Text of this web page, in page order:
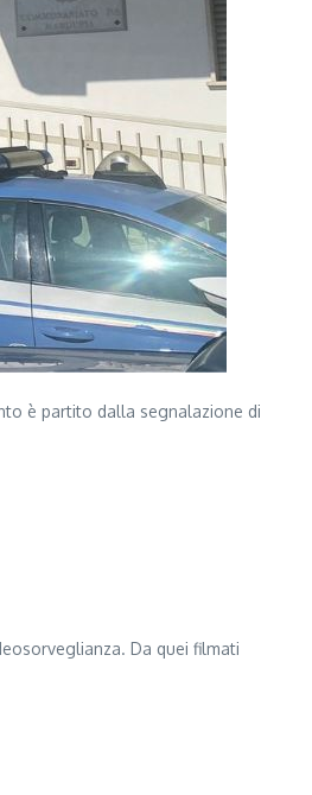
è partito dalla segnalazione di
Da quei filmati